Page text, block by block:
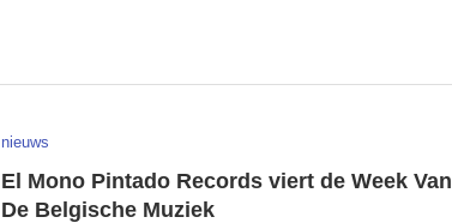
nieuws
El Mono Pintado Records viert de Week Van
De Belgische Muziek